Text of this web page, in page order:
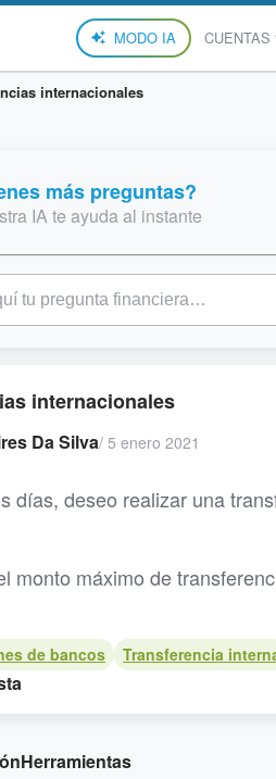
MODO IA CUENTAS
internacionales
más preguntas?
IA te ayuda al instante
internacionales
Da Silva/ 5 enero 2021
días, deseo realizar una
monto máximo de
de bancos Transferencia
Herramientas